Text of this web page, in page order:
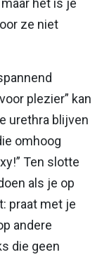
het is je
ze niet
plezier” kan
urethra blijven
omhoog
Ten slotte
als je op
praat met je
andere
die geen